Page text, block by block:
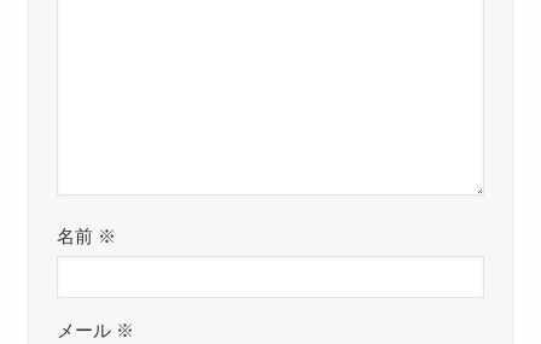
名前 ※
メール ※